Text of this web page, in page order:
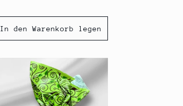
In den Warenkorb legen